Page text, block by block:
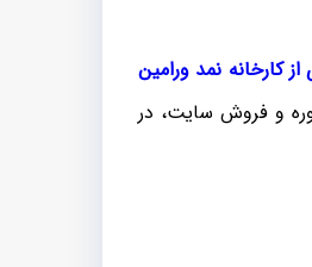
کارخانه نمد ورامین
و فروش سایت، در